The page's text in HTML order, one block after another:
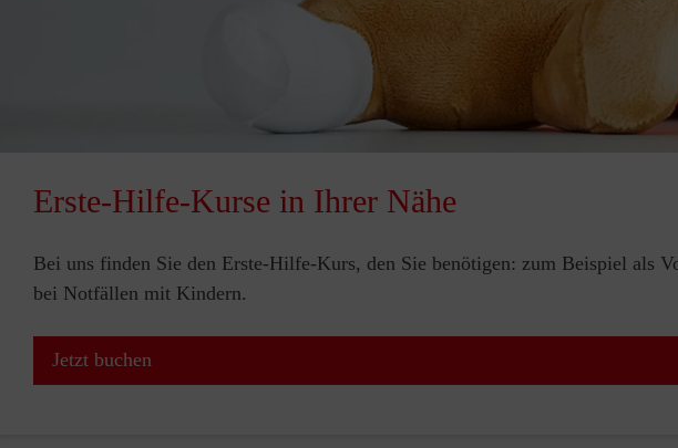
Erste-Hilfe-Kurse in Ihrer Nähe
Bei uns finden Sie den Erste-Hilfe-Kurs, den Sie benötigen: zum Beispiel als
bei Notfällen mit Kindern.
Jetzt buchen